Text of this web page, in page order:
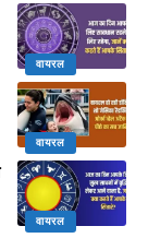
वायरल
वायरल
वायरल